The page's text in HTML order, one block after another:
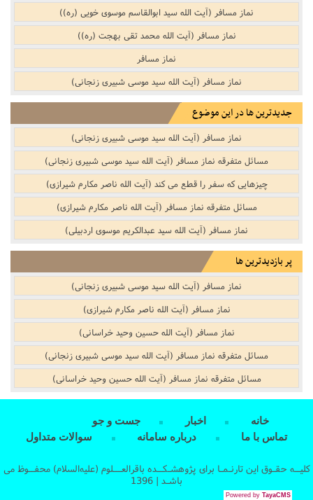
نماز مسافر (آیت الله سید ابوالقاسم موسوی خویی (ره))
نماز مسافر (آیت الله محمد تقی بهجت (ره))
نماز مسافر
نماز مسافر (آیت الله سید موسی شبیری زنجانی)
جدیدترین ها در این موضوع
نماز مسافر (آیت الله سید موسی شبیری زنجانی)
مسائل متفرقه نماز مسافر (آیت الله سید موسی شبیری زنجانی)
چیزهایى که سفر را قطع مى کند (آیت الله ناصر مکارم شیرازی)
مسائل متفرقه نماز مسافر (آیت الله ناصر مکارم شیرازی)
نماز مسافر (آیت الله سید عبدالکریم موسوی اردبیلی)
پر بازدیدترین ها
نماز مسافر (آیت الله سید موسی شبیری زنجانی)
نماز مسافر (آیت الله ناصر مکارم شیرازی)
نماز مسافر (آیت الله حسین وحید خراسانی)
مسائل متفرقه نماز مسافر (آیت الله سید موسی شبیری زنجانی)
مسائل متفرقه نماز مسافر (آیت الله حسین وحید خراسانی)
خانه اخبار
جست و جو
تماس با ما
درباره سامانه سوالات متداول
کلیــه حقـوق این تارنـمـا برای پژوهشـکــده باقرالعـــلوم (علیه‌السلام) محفــوظ می
باشـد | 1396
Powered by TayaCMS